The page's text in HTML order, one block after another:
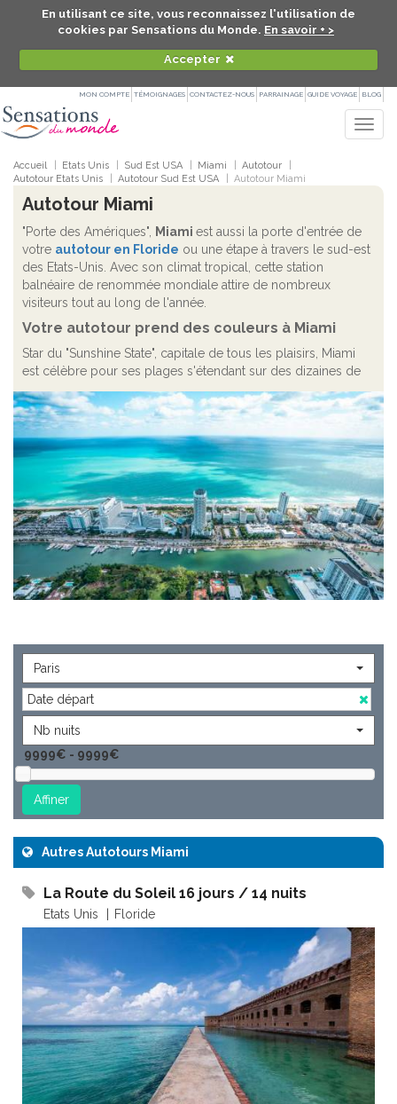
En utilisant ce site, vous reconnaissez l'utilisation de
cookies par Sensations du Monde. En savoir + >
Accepter
MON COMPTE TÉMOIGNAGES CONTACTEZ-NOUS PARRAINAGE GUIDE VOYAGE BLOG
Accueil Etats Unis Sud Est USA Miami
Autotour
Autotour Etats Unis
Autotour Sud Est USA Autotour Miami
Autotour Miami
"Porte des Amériques", Miami est aussi la porte d'entrée de
votre autotour en Floride ou une étape à travers le sud-est
des Etats-Unis. Avec son climat tropical, cette station
balnéaire de renommée mondiale attire de nombreux
visiteurs tout au long de l'année.
Votre autotour prend des couleurs à Miami
Star du "Sunshine State", capitale de tous les plaisirs, Miami
est célèbre pour ses plages s'étendant sur des dizaines de
kilomètres, sonquartier Art décoou encore les nuits
animées et branchées de son quartier de South Beach. Les
amateurs de shopping se retrouveront dans l'un des grands
centres commerciaux comme celui de Coconut Grove ou,
plus abordable celui de Bayside, tandis que les amoureux de
la culture hispanique se fonderont àLittle Havana
, un
concentré de vie cubaine. Puis, offrez-vous une virée sur la
route n°1 le long des Keys, ce chapelet d'îles jetées en arc en
ciel entre le sud de la Floride et les Caraïbes. Votrevoyage
Miamiprendra alors des airs de fête et de détente !
Paris
Nb nuits
Autres Autotours Miami
La Route du Soleil 16 jours / 14 nuits
Etats Unis Floride